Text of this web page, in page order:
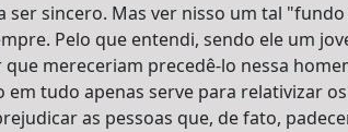
ser sincero. Mas ver nisso um tal
Pelo que entendi, sendo ele um
mereceriam precedê-lo nessa
tudo apenas serve para relativizar
as pessoas que, de fato,